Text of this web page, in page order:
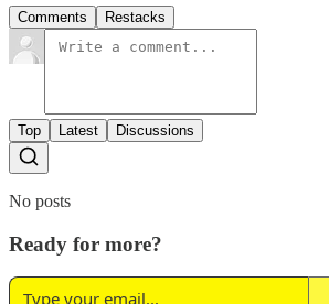
Comments Restacks
Top Latest Discussions
No posts
Ready for more?